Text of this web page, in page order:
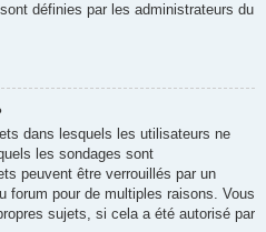
définies par les administrateurs du
dans lesquels les utilisateurs ne
les sondages sont
peuvent être verrouillés par un
forum pour de multiples raisons. Vous
sujets, si cela a été autorisé par